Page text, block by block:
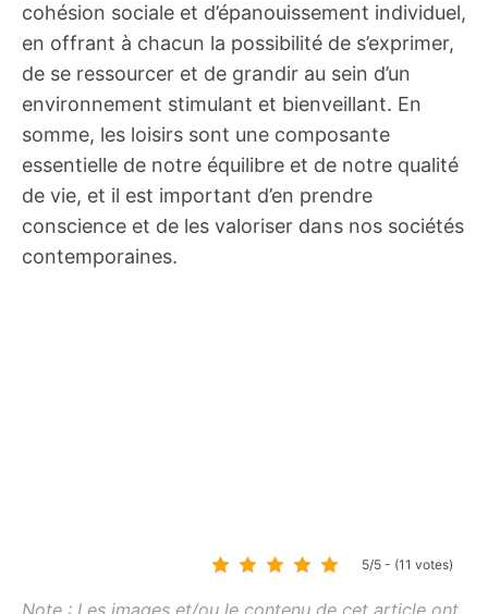
cohésion sociale et d’épanouissement individuel,
en offrant à chacun la possibilité de s’exprimer,
de se ressourcer et de grandir au sein d’un
environnement stimulant et bienveillant. En
somme, les loisirs sont une composante
essentielle de notre équilibre et de notre qualité
de vie, et il est important d’en prendre
conscience et de les valoriser dans nos sociétés
contemporaines.
5/5 - (11 votes)